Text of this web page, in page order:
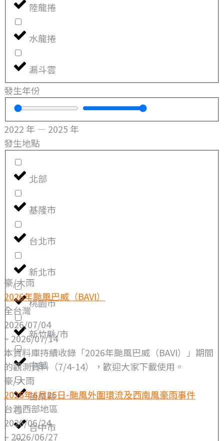
陸龍捲
水龍捲
漏斗雲
發生年份
2022 年 — 2025 年
發生地點
北部
基隆市
台北市
新北市
桃園市
新竹縣/市
中部
苗栗縣
台中市
豪/大雨
2026年颱風巴威（BAVI）
全台灣
2026/07/04
~ 2026/07/14
本資料庫持續收錄「2026年颱風巴威（BAVI）」期間
的觀測資料（7/4-14），歡迎大家下載使用。
豪/大雨
2026年6月25日-颱風外圍環流及西南風豪雨事件
台灣西部地區
2026/06/24
~ 2026/06/27